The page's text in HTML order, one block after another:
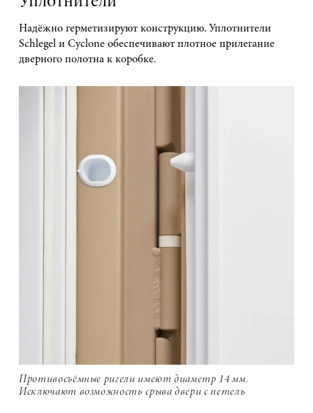
Надёжно герметизируют конструкцию. Уплотнители
Schlegel и Cyclone обеспечивают плотное прилегание
дверного полотна к коробке.
Противосъёмные ригели имеют диаметр 14 мм.
Исключают возможность срыва двери с петель